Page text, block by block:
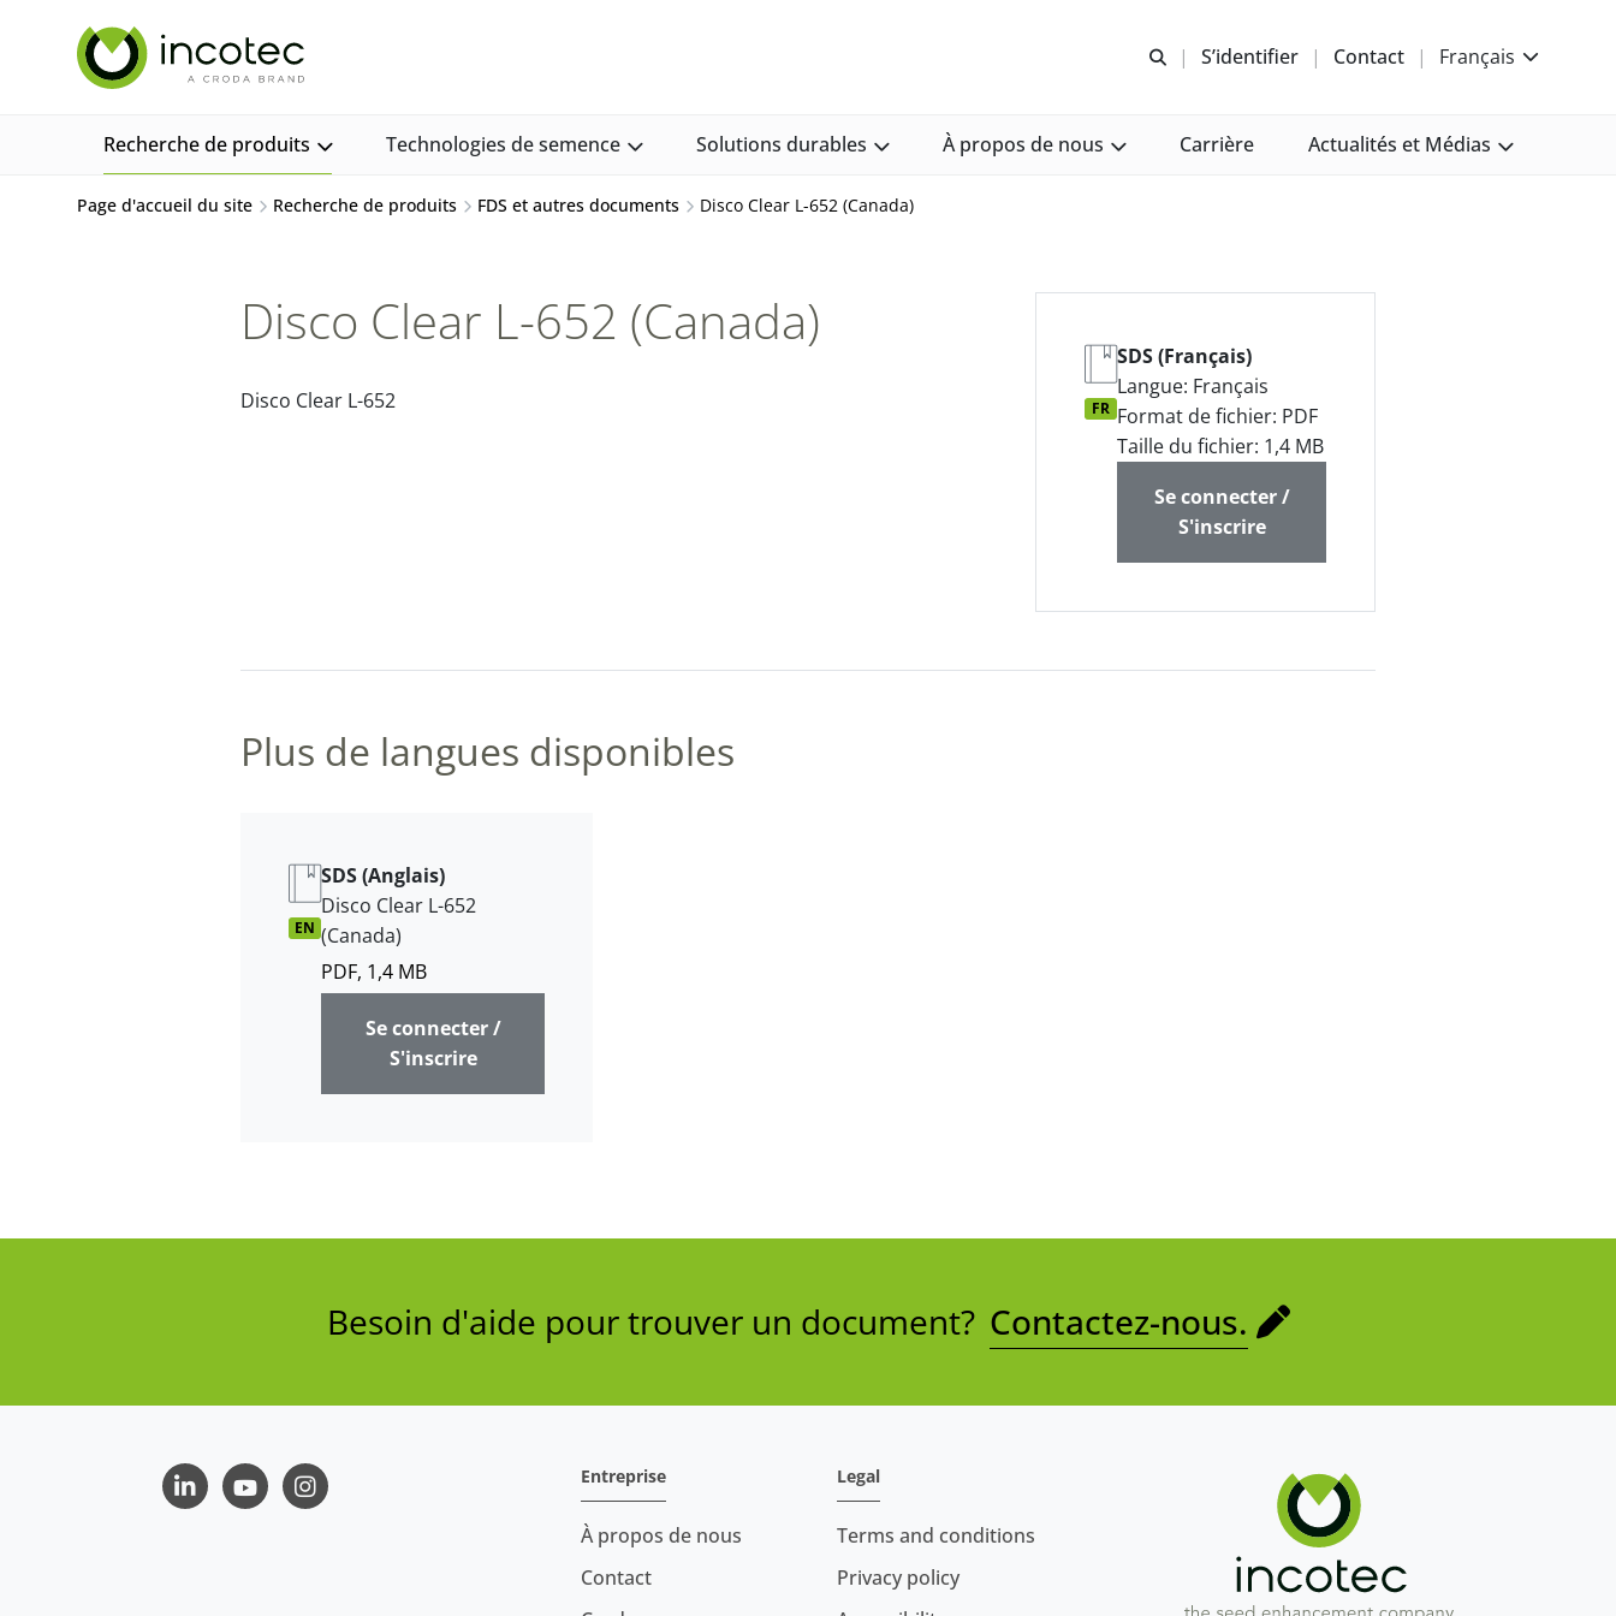
Recherche libre
S’identifier Contact Français
Recherche de produits Technologies de semence Solutions durables À propos de nous Carrière Actualités et Médias
Page d'accueil du site Recherche de produits FDS et autres documents Disco Clear L-652 (Canada)
Disco Clear L-652 (Canada)
Disco Clear L-652 FR
SDS (Français)
Langue: Français
Format de fichier: PDF
Taille du fichier: 1,4 MB
Se connecter /
S'inscrire
Plus de langues disponibles
EN
SDS (Anglais)
Disco Clear L-652
(Canada)
PDF, 1,4 MB
Se connecter /
S'inscrire
Besoin d'aide pour trouver un document? Contactez-nous.
LinkedInYoutubeInstagram
Entreprise
À propos de nous
Contact
Legal
Terms and conditions
Privacy policy